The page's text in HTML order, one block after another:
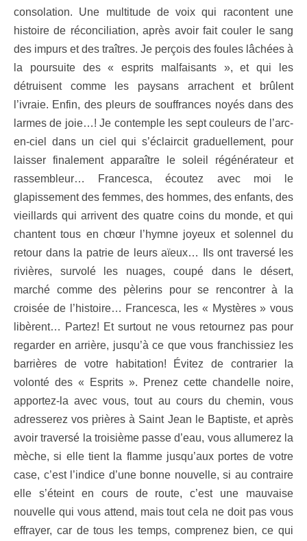
consolation. Une multitude de voix qui racontent une
histoire de réconciliation, après avoir fait couler le sang
des impurs et des traîtres. Je perçois des foules lâchées à
la poursuite des « esprits malfaisants », et qui les
détruisent comme les paysans arrachent et brûlent
l’ivraie. Enfin, des pleurs de souffrances noyés dans des
larmes de joie…! Je contemple les sept couleurs de l’arc-
en-ciel dans un ciel qui s’éclaircit graduellement, pour
laisser finalement apparaître le soleil régénérateur et
rassembleur… Francesca, écoutez avec moi le
glapissement des femmes, des hommes, des enfants, des
vieillards qui arrivent des quatre coins du monde, et qui
chantent tous en chœur l’hymne joyeux et solennel du
retour dans la patrie de leurs aïeux… Ils ont traversé les
rivières, survolé les nuages, coupé dans le désert,
marché comme des pèlerins pour se rencontrer à la
croisée de l’histoire… Francesca, les « Mystères » vous
libèrent… Partez! Et surtout ne vous retournez pas pour
regarder en arrière, jusqu’à ce que vous franchissiez les
barrières de votre habitation! Évitez de contrarier la
volonté des « Esprits ». Prenez cette chandelle noire,
apportez-la avec vous, tout au cours du chemin, vous
adresserez vos prières à Saint Jean le Baptiste, et après
avoir traversé la troisième passe d’eau, vous allumerez la
mèche, si elle tient la flamme jusqu’aux portes de votre
case, c’est l’indice d’une bonne nouvelle, si au contraire
elle s’éteint en cours de route, c’est une mauvaise
nouvelle qui vous attend, mais tout cela ne doit pas vous
effrayer, car de tous les temps, comprenez bien, ce qui